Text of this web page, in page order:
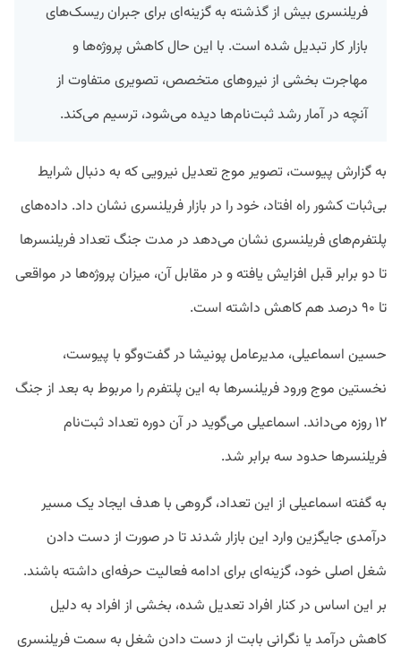
فریلنسری بیش از گذشته به گزینه‌ای برای جبران ریسک‌های
بازار کار تبدیل شده است. با این حال کاهش پروژه‌ها و
مهاجرت بخشی از نیروهای متخصص، تصویری متفاوت از
آنچه در آمار رشد ثبت‌نام‌ها دیده می‌شود، ترسیم می‌کند.
به گزارش پیوست، تصویر موج تعدیل نیرویی که به دنبال شرایط
بی‌ثبات کشور راه افتاد، خود را در بازار فریلنسری نشان داد. داده‌های
پلتفرم‌های فریلنسری نشان می‌دهد در مدت جنگ تعداد فریلنسرها
تا دو برابر قبل افزایش یافته و در مقابل آن، میزان پروژه‌ها در مواقعی
تا ۹۰ درصد هم کاهش داشته است.
حسین اسماعیلی، مدیرعامل پونیشا در گفت‌وگو با پیوست،
نخستین موج ورود فریلنسرها به این پلتفرم را مربوط به بعد از جنگ
۱۲ روزه می‌داند. اسماعیلی می‌گوید در آن دوره تعداد ثبت‌نام
فریلنسرها حدود سه برابر شد.
به گفته اسماعیلی از این تعداد، گروهی با هدف ایجاد یک مسیر
درآمدی جایگزین وارد این بازار شدند تا در صورت از دست دادن
شغل اصلی خود، گزینه‌ای برای ادامه فعالیت حرفه‌ای داشته باشند.
بر این اساس در کنار افراد تعدیل شده، بخشی از افراد به دلیل
کاهش درآمد یا نگرانی بابت از دست دادن شغل به سمت فریلنسری